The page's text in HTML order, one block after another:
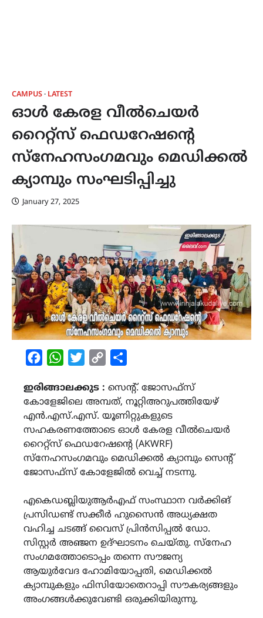
CAMPUS LATEST
ഓൾ കേരള വീൽചെയർ
റൈറ്റ്സ് ഫെഡറേഷന്റെ
സ്നേഹസംഗമവും മെഡിക്കൽ
ക്യാമ്പും സംഘടിപ്പിച്ചു
January 27, 2025
FacebookWhatsAppTwitterCopy
ഇരിങ്ങാലക്കുട : സെന്റ്. ജോസഫ്സ്
കോളേജിലെ അമ്പത്, നൂറ്റിഅറുപത്തിയേഴ്
എൻ.എസ്.എസ്. യൂണിറ്റുകളുടെ
സഹകരണത്തോടെ ഓൾ കേരള വീൽചെയർ
റൈറ്റ്സ് ഫെഡറേഷന്റെ (AKWRF)
സ്നേഹസംഗമവും മെഡിക്കൽ ക്യാമ്പും സെന്റ്
ജോസഫ്സ് കോളേജിൽ വെച്ച് നടന്നു.
എകെഡബ്ലിയുആർഎഫ് സംസ്ഥാന വർക്കിങ്
പ്രസിഡണ്ട് സക്കീർ ഹുസൈൻ അധ്യക്ഷത
വഹിച്ച ചടങ്ങ് വൈസ് പ്രിൻസിപ്പൽ ഡോ.
സിസ്റ്റർ അഞ്ജന ഉദ്ഘാടനം ചെയ്തു. സ്നേഹ
സംഗമത്തോടൊപ്പം തന്നെ സൗജന്യ
ആയുർവേദ ഹോമിയോപ്പതി, മെഡിക്കൽ
ക്യാമ്പുകളും ഫിസിയോതെറാപ്പി സൗകര്യങ്ങളും
അംഗങ്ങൾക്കുവേണ്ടി ഒരുക്കിയിരുന്നു.